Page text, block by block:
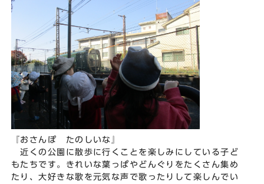
『おさんぽ たのしいな』
近くの公園に散歩に行くことを楽しみにしている子ど
もたちです。きれいな葉っぱやどんぐりをたくさん集め
たり、大好きな歌を元気な声で歌ったりして楽しんでい